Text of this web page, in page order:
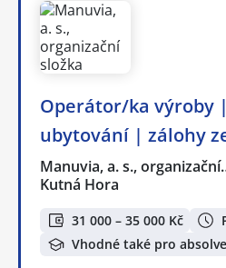
Operátor/ka výroby |
ubytování | zálohy
Manuvia, a. s.,
Kutná Hora
31 000 – 35 000 Kč
Vhodné také pro